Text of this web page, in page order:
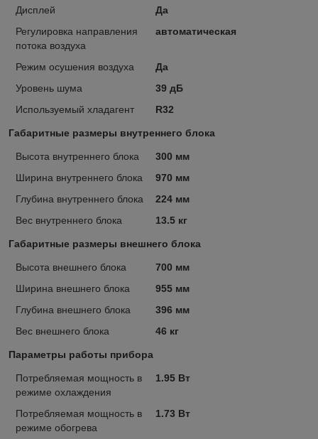
Дисплей
Да
Регулировка направления
потока воздуха
автоматическая
Режим осушения воздуха
Да
Уровень шума
39 дБ
Используемый хладагент
R32
Габаритные размеры внутреннего блока
Высота внутреннего блока
300 мм
Ширина внутреннего блока
970 мм
Глубина внутреннего блока
224 мм
Вес внутреннего блока
13.5 кг
Габаритные размеры внешнего блока
Высота внешнего блока
700 мм
Ширина внешнего блока
955 мм
Глубина внешнего блока
396 мм
Вес внешнего блока
46 кг
Параметры работы прибора
Потребляемая мощность в
режиме охлаждения
1.95 Вт
Потребляемая мощность в
режиме обогрева
1.73 Вт